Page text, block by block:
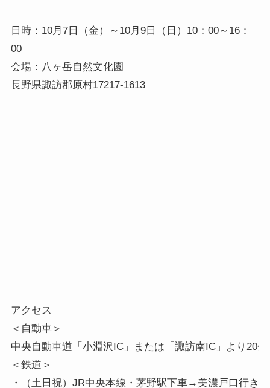
日時：10月7日（金）～10月9日（日）10：00～16：
00
会場：八ヶ岳自然文化園
長野県諏訪郡原村17217-1613
アクセス
＜自動車＞
中央自動車道「小淵沢IC」または「諏訪南IC」より20分
＜鉄道＞
・（土日祝）JR中央本線・茅野駅下車→美濃戸口行き